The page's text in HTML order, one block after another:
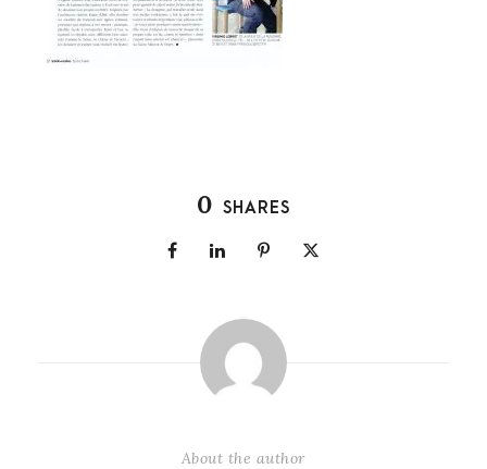
0 SHARES
About the author